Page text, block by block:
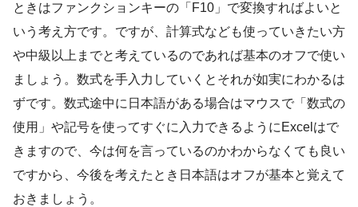
ときはファンクションキーの「F10」で変換すればよいと
いう考え方です。ですが、計算式なども使っていきたい方
や中級以上までと考えているのであれば基本のオフで使い
ましょう。数式を手入力していくとそれが如実にわかるは
ずです。数式途中に日本語がある場合はマウスで「数式の
使用」や記号を使ってすぐに入力できるようにExcelはで
きますので、今は何を言っているのかわからなくても良い
ですから、今後を考えたとき日本語はオフが基本と覚えて
おきましょう。